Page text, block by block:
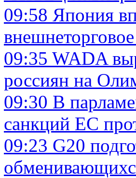
09:58 Япония
09:35 WADA
россиян на
09:30 В
санкций ЕС
09:23 G20